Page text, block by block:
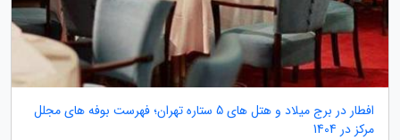
افطار در برج میلاد و هتل های 5 ستاره تهران؛ فهرست بوفه های مجلل
مرکز در 1404